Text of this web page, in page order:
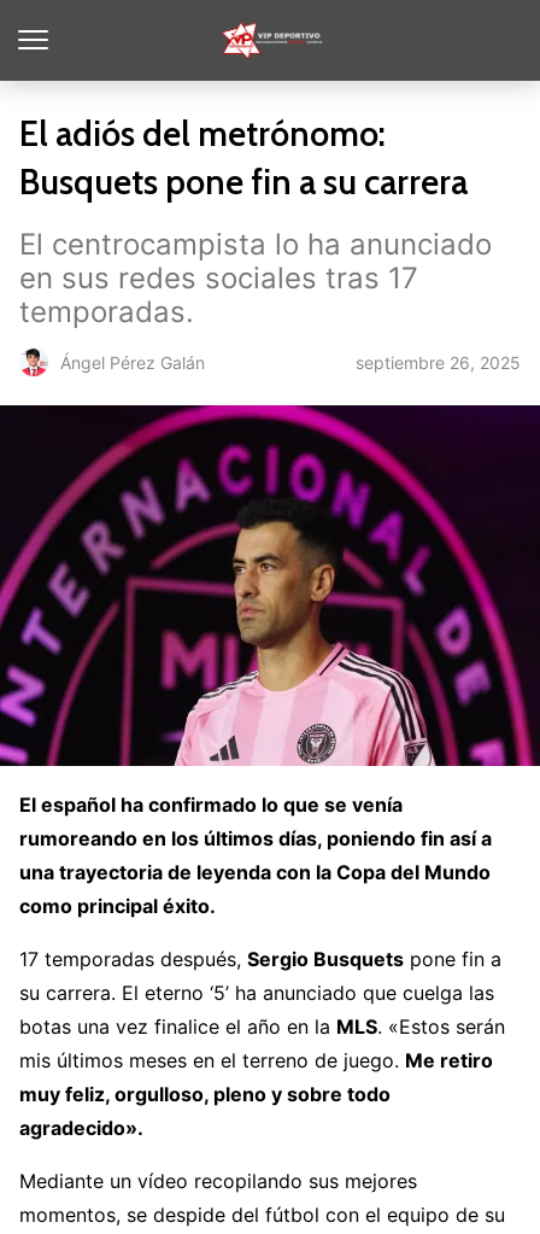
El adiós del metrónomo:
Busquets pone fin a su carrera
El centrocampista lo ha anunciado
en sus redes sociales tras 17
temporadas.
Ángel Pérez Galán septiembre 26, 2025
El español ha confirmado lo que se venía
rumoreando en los últimos días, poniendo fin así a
una trayectoria de leyenda con la Copa del Mundo
como principal éxito.
17 temporadas después, Sergio Busquets pone fin a
su carrera. El eterno ‘5’ ha anunciado que cuelga las
botas una vez finalice el año en la MLS. «Estos serán
mis últimos meses en el terreno de juego. Me retiro
muy feliz, orgulloso, pleno y sobre todo
agradecido».
Mediante un vídeo recopilando sus mejores
momentos, se despide del fútbol con el equipo de su